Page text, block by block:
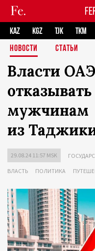
KAZ KGZ TJK TKM
НОВОСТИ
СТАТЬИ
Власти
мужчинам
из
29.08.24 11:57 MSK
ВЛАСТЬ ПОЛИТИКА